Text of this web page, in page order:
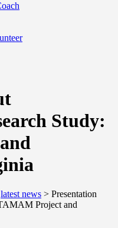
Study:
latest news > Presentation
Project and